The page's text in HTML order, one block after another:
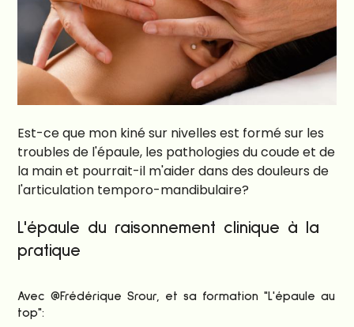
Est-ce que mon kiné sur nivelles est formé sur les
troubles de l'épaule, les pathologies du coude et de
la main et pourrait-il m'aider dans des douleurs de
l'articulation temporo-mandibulaire?
L'épaule du raisonnement clinique à la
pratique
Avec @Frédérique Srour, et sa formation "L'épaule au
top":